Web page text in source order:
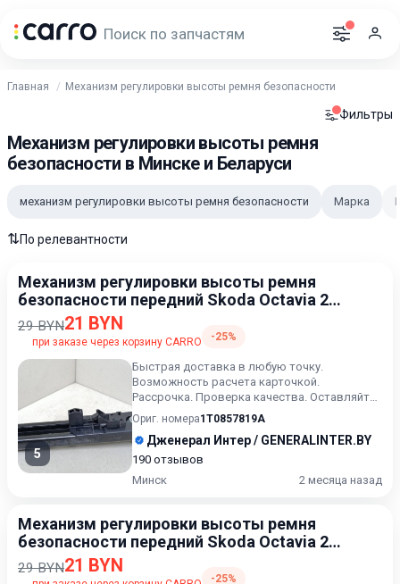
Главная Механизм регулировки высоты ремня безопасности
Фильтры
Механизм регулировки высоты ремня
безопасности в Минске и Беларуси
механизм регулировки высоты ремня безопасности Марка
⇅По релевантности
Механизм регулировки высоты ремня
безопасности передний Skoda Octavia 2
поколение 2004-2009
29 BYN21 BYN
при заказе через корзину CARRO -25%
5
Быстрая доставка в любую точку.
Возможность расчета карточкой.
Рассрочка. Проверка качества. Оставляйте
сообщения ( или выбранный артикул) в...
Ориг. номера1T0857819A
Дженерал Интер / GENERALINTER.BY
190 отзывов
Минск
2 месяца назад
Механизм регулировки высоты ремня
безопасности передний Skoda Octavia 2
поколение 2004-2009
29 BYN21 BYN
-25%